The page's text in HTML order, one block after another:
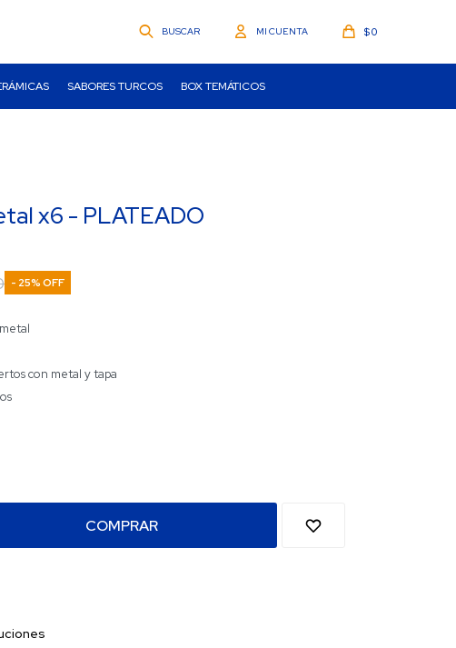
SABORES TURCOS BOX TEMÁTICOS
$0
x6 - PLATEADO
25
con metal y tapa
COMPRAR